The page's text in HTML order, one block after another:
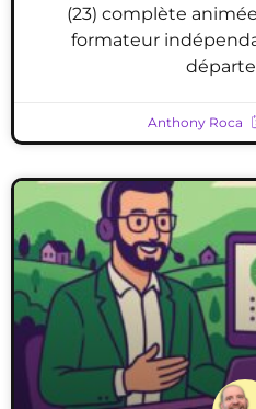
(23) complète
formateur
Anthony Roca